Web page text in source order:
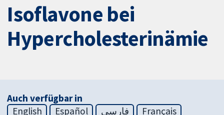
Isoflavone bei
Hypercholesterinämie
Auch verfügbar in
English
Español فارسی
Français